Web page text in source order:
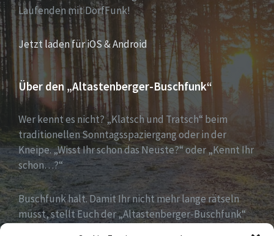
Laufenden mit DorfFunk!
Jetzt laden für iOS & Android
Über den „Altastenberger-Buschfunk“
Wer kennt es nicht? „Klatsch und Tratsch“ beim
traditionellen Sonntagsspaziergang oder in der
Kneipe. „Wisst Ihr schon das Neuste?“ oder „Kennt Ihr
schon…?“
Buschfunk halt. Damit Ihr nicht mehr lange rätseln
müsst, stellt Euch der „Altastenberger-Buschfunk“